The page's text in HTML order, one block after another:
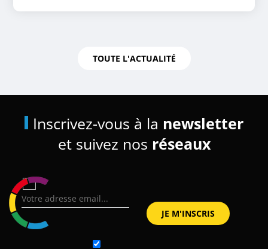
TOUTE L'ACTUALITÉ
Inscrivez-vous à la newsletter
et suivez nos réseaux